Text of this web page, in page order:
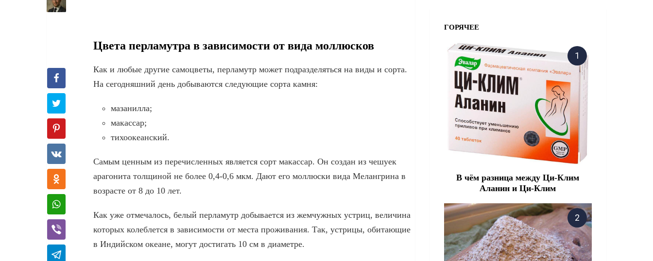
Цвета перламутра в зависимости от вида моллюсков
Как и любые другие самоцветы, перламутр может подразделяться на виды и сорта.
На сегодняшний день добываются следующие сорта камня:
мазанилла;
макассар;
тихоокеанский.
Самым ценным из перечисленных является сорт макассар. Он создан из чешуек
арагонита толщиной не более 0,4-0,6 мкм. Дают его моллюски вида Мелангрина в
возрасте от 8 до 10 лет.
Как уже отмечалось, белый перламутр добывается из жемчужных устриц, величина
которых колеблется в зависимости от места проживания. Так, устрицы, обитающие
в Индийском океане, могут достигать 10 см в диаметре.
ГОРЯЧЕЕ
В чём разница между Ци-Клим
Аланин и Ци-Клим